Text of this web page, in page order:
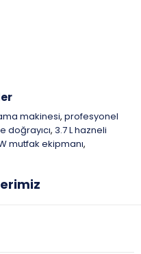
makinesi, profesyonel
doğrayıcı, 3.7 L hazneli
mutfak ekipmanı,